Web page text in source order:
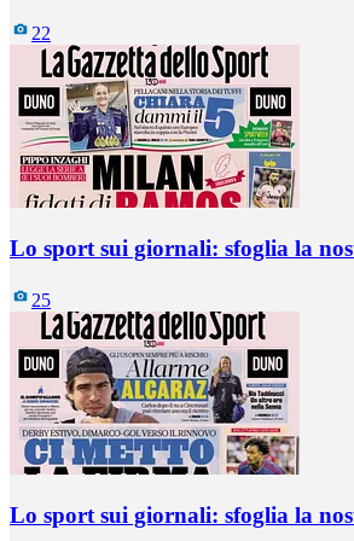
22
Lo sport sui giornali: sfoglia la
25
Lo sport sui giornali: sfoglia la